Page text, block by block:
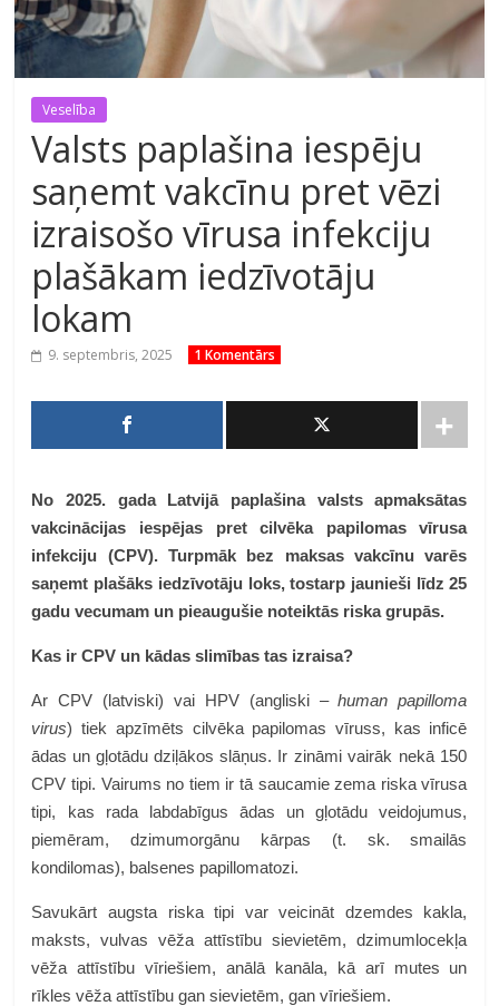
Veselība
Valsts paplašina iespēju
saņemt vakcīnu pret vēzi
izraisošo vīrusa infekciju
plašākam iedzīvotāju
lokam
9. septembris, 2025 1 Komentārs
No 2025. gada Latvijā paplašina valsts apmaksātas
vakcinācijas iespējas pret cilvēka papilomas vīrusa
infekciju (CPV). Turpmāk bez maksas vakcīnu varēs
saņemt plašāks iedzīvotāju loks, tostarp jaunieši līdz 25
gadu vecumam un pieaugušie noteiktās riska grupās.
Kas ir CPV un kādas slimības tas izraisa?
Ar CPV (latviski) vai HPV (angliski –human papilloma
virus) tiek apzīmēts cilvēka papilomas vīruss, kas inficē
ādas un gļotādu dziļākos slāņus. Ir zināmi vairāk nekā 150
CPV tipi. Vairums no tiem ir tā saucamie zema riska vīrusa
tipi, kas rada labdabīgus ādas un gļotādu veidojumus,
piemēram, dzimumorgānu kārpas (t. sk. smailās
kondilomas), balsenes papillomatozi.
Savukārt augsta riska tipi var veicināt dzemdes kakla,
maksts, vulvas vēža attīstību sievietēm, dzimumlocekļa
vēža attīstību vīriešiem, anālā kanāla, kā arī mutes un
rīkles vēža attīstību gan sievietēm, gan vīriešiem.